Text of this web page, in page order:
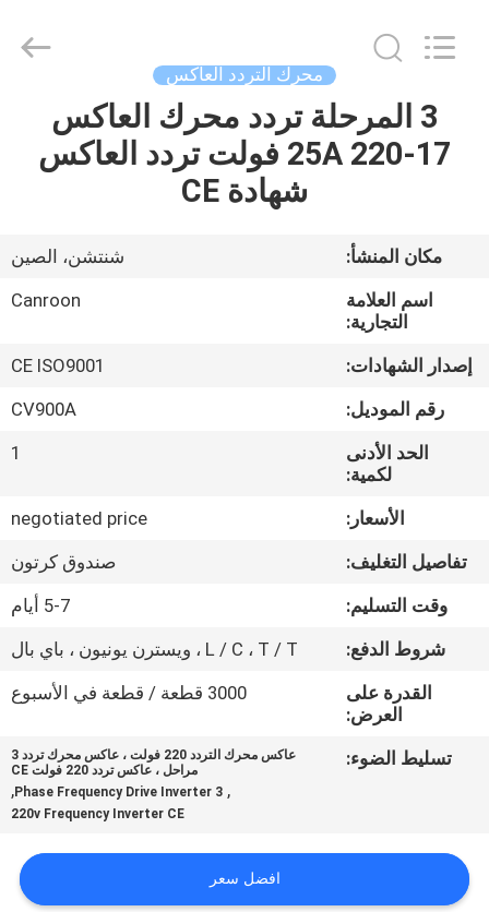
منزل
حول
جولة
المعمل
الجودة
اتصل
اقتباس
الموقع
Appliances
محرك التردد العاكس
3 المرحلة تردد محرك العاكس
17-25A 220 فولت تردد العاكس
شهادة CE
مكان المنشأ:
شنتشن، الصين
اسم العلامة
التجارية:
Canroon
إصدار الشهادات:
CE ISO9001
رقم الموديل:
CV900A
الحد الأدنى
لكمية:
1
الأسعار:
negotiated price
تفاصيل التغليف:
صندوق كرتون
وقت التسليم:
5-7 أيام
شروط الدفع:
L / C ، T / T ، ويسترن يونيون ، باي بال
القدرة على
العرض:
3000 قطعة / قطعة في الأسبوع
تسليط الضوء:
عاكس محرك التردد 220 فولت ، عاكس محرك تردد 3
مراحل ، عاكس تردد 220 فولت CE
,
3 Phase Frequency Drive Inverter
,
220v Frequency Inverter CE
افضل سعر